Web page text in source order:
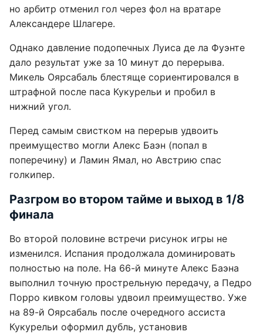
но арбитр отменил гол через фол на вратаре
Александере Шлагере.
Однако давление подопечных Луиса де ла Фуэнте
дало результат уже за 10 минут до перерыва.
Микель Оярсабаль блестяще сориентировался в
штрафной после паса Кукурельи и пробил в
нижний угол.
Перед самым свистком на перерыв удвоить
преимущество могли Алекс Баэн (попал в
поперечину) и Ламин Ямал, но Австрию спас
голкипер.
Разгром во втором тайме и выход в 1/8
финала
Во второй половине встречи рисунок игры не
изменился. Испания продолжала доминировать
полностью на поле. На 66-й минуте Алекс Баэна
выполнил точную прострельную передачу, а Педро
Порро кивком головы удвоил преимущество. Уже
на 89-й Оярсабаль после очередного ассиста
Кукурельи оформил дубль, установив